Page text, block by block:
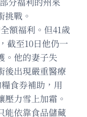
戰。
額福利。但41歲
截至10日他仍一
。他的妻子失
後出現嚴重醫療
食券補助，用
力雪上加霜。
能依靠食品儲藏